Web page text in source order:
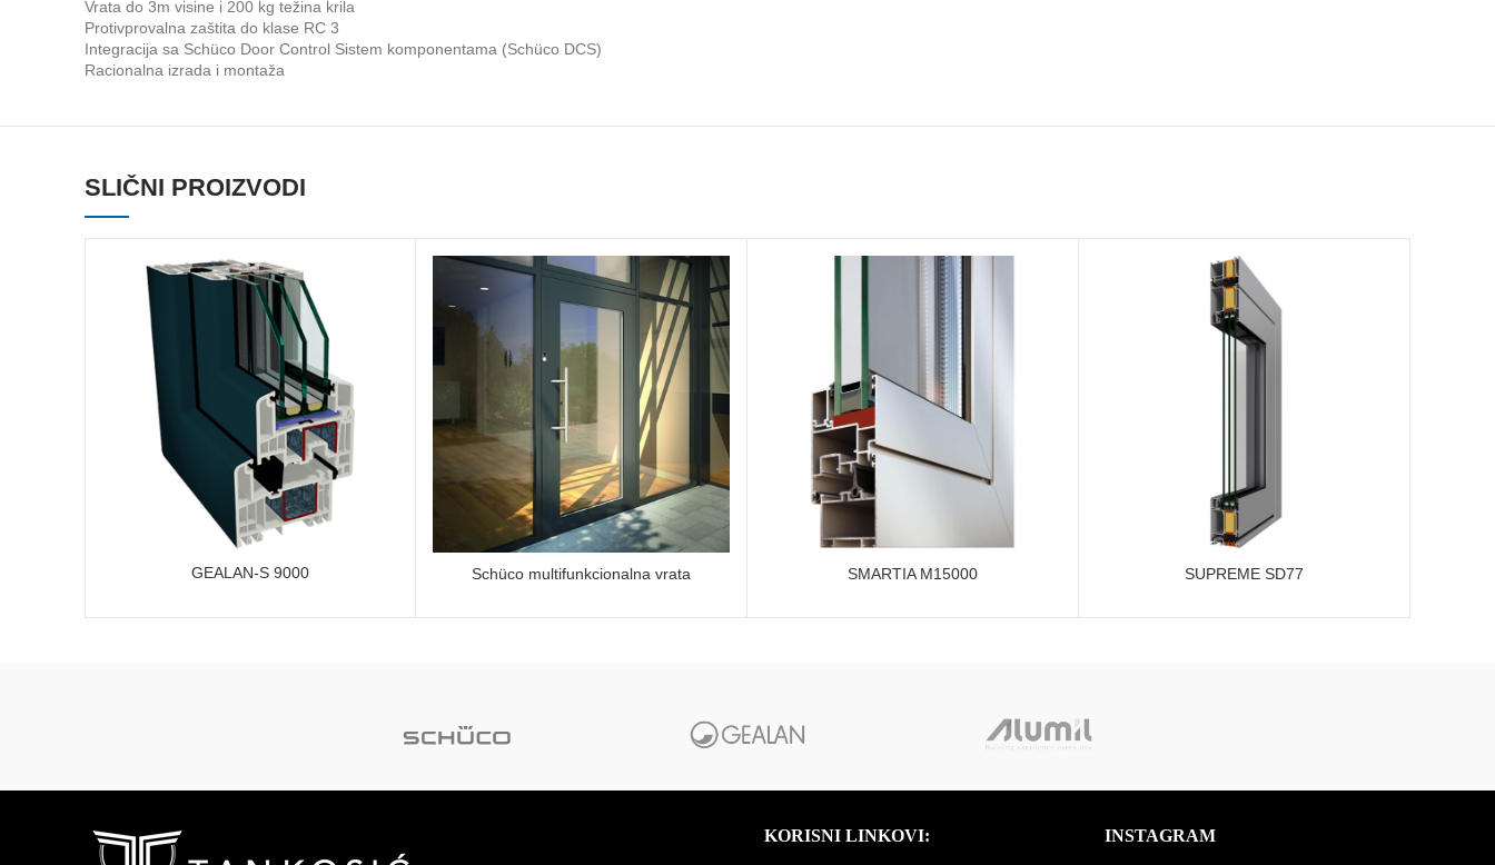
Vrata do 3m visine i 200 kg težina krila
Protivprovalna zaštita do klase RC 3
Integracija sa Schüco Door Control Sistem komponentama (Schüco DCS)
Racionalna izrada i montaža
SLIČNI PROIZVODI
GEALAN-S 9000 Schüco multifunkcionalna vrata SMARTIA M15000 SUPREME SD77
KORISNI LINKOVI: INSTAGRAM